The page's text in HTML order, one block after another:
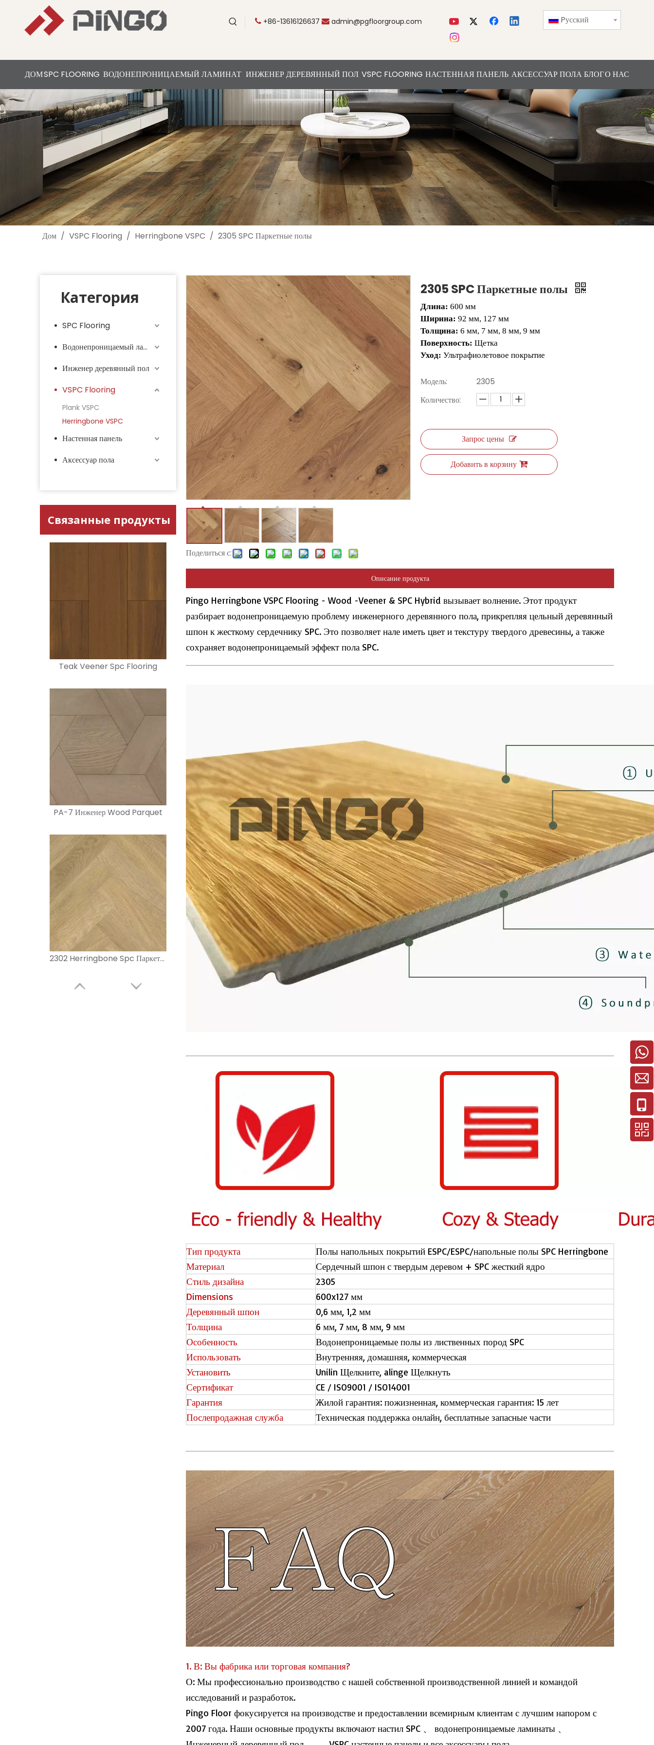
 +86-13616126637  admin@pgfloorgroup.com Pусский
ДОМSPC FLOORING ВОДОНЕПРОНИЦАЕМЫЙ ЛАМИНАТ ИНЖЕНЕР ДЕРЕВЯННЫЙ ПОЛ VSPC FLOORING НАСТЕННАЯ ПАНЕЛЬ АКСЕССУАР ПОЛАБЛОГО НАС
Дом / VSPC Flooring / Herringbone VSPC / 2305 SPC Паркетные полы
Категория
SPC Flooring
Водонепроницаемый ламинат
Инженер деревянный пол
VSPC Flooring
Plank VSPC
Herringbone VSPC
Настенная панель
Аксессуар пола
Связанные продукты
Teak Veener Spc Flooring
PA-7 Инженер Wood Parquet
2302 Herringbone Spc Паркетные полы
Поделиться с:
2305 SPC Паркетные полы
Длина: 600 мм
Ширина: 92 мм, 127 мм
Толщина: 6 мм, 7 мм, 8 мм, 9 мм
Поверхность: Щетка
Уход: Ультрафиолетовое покрытие
Модель:
2305
Количество:
Запрос цены
Добавить в корзину
Описание продукта
Pingo Herringbone VSPC Flooring - Wood -Veener & SPC Hybrid вызывает волнение. Этот продукт
разбирает водонепроницаемую проблему инженерного деревянного пола, прикрепляя цельный деревянный
шпон к жесткому сердечнику SPC. Это позволяет нале иметь цвет и текстуру твердого древесины, а также
сохраняет водонепроницаемый эффект пола SPC.
Тип продукта
Полы напольных покрытий ESPC/ESPC/напольные полы SPC Herringbone
Материал
Сердечный шпон с твердым деревом + SPC жесткий ядро
Стиль дизайна
2305
Dimensions
600x127 мм
Деревянный шпон
0,6 мм, 1,2 мм
Толщина
6 мм, 7 мм, 8 мм, 9 мм
Особенность
Водонепроницаемые полы из лиственных пород SPC
Использовать
Внутренняя, домашняя, коммерческая
Установить
Unilin Щелкните, alinge Щелкнуть
Сертификат
CE / ISO9001 / ISO14001
Гарантия
Жилой гарантия: пожизненная, коммерческая гарантия: 15 лет
Послепродажная служба
Техническая поддержка онлайн, бесплатные запасные части
1. В: Вы фабрика или торговая компания?
О: Мы профессионально производство с нашей собственной производственной линией и командой
исследований и разработок.
Pingo Floor фокусируется на производстве и предоставлении всемирным клиентам с лучшим напором с
2007 года. Наши основные продукты включают настил SPC 、 водонепроницаемые ламинаты 、